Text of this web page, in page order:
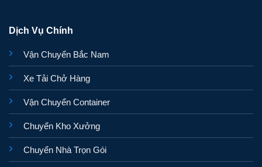
Dịch Vụ Chính
Vận Chuyển Bắc Nam
Xe Tải Chở Hàng
Vận Chuyển Container
Chuyển Kho Xưởng
Chuyển Nhà Trọn Gói